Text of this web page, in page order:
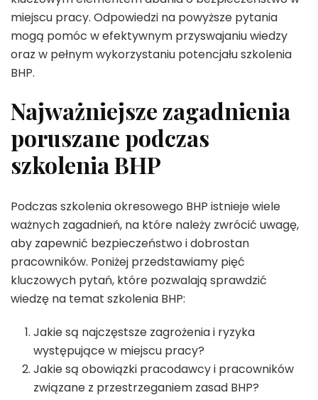
miejscu pracy. Odpowiedzi na powyższe pytania
mogą pomóc w efektywnym przyswajaniu wiedzy
oraz w pełnym wykorzystaniu potencjału szkolenia
BHP.
Najważniejsze zagadnienia
poruszane podczas
szkolenia BHP
Podczas szkolenia okresowego BHP istnieje wiele
ważnych zagadnień, na które należy zwrócić uwagę,
aby zapewnić bezpieczeństwo i dobrostan
pracowników. Poniżej przedstawiamy pięć
kluczowych pytań, które pozwalają sprawdzić
wiedzę na temat szkolenia BHP:
Jakie są najczęstsze zagrożenia i ryzyka
występujące w miejscu pracy?
Jakie są obowiązki pracodawcy i pracowników
związane z przestrzeganiem zasad BHP?